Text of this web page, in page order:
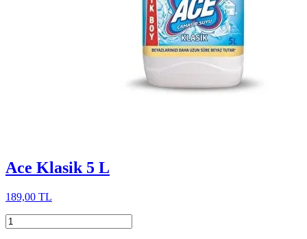
Ace Klasik 5 L
189,00 TL